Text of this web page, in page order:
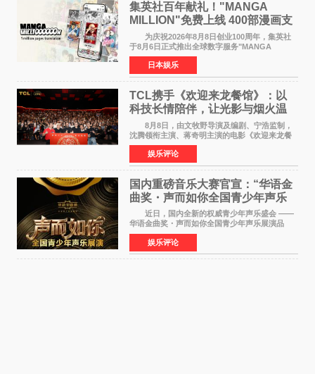
集英社百年献礼！"MANGA
MILLION"免费上线 400部漫画支
援逾百种语言
为庆祝2026年8月8日创业100周年，集英社
于8月6日正式推出全球数字服务"MANGA
MILLION"，无需注册即可免费阅读近400部漫画
作品，总量达100万页，翻译成100多种语言面向
全球读者开放。该服务预
日本娱乐
TCL携手《欢迎来龙餐馆》：以
科技长情陪伴，让光影与烟火温
暖生活
8月8日，由文牧野导演及编剧、宁浩监制，
沈腾领衔主演、蒋奇明主演的电影《欢迎来龙餐
馆》在上海超前点映，主创团队携影片亮相与观
众提前见面。TCL作为本片独家合作伙伴，在路
演现场设置品牌互
娱乐评论
国内重磅音乐大赛官宣：“华语金
曲奖・声而如你全国青少年声乐
展演” 正式启幕，阿沁出任明星总
评审
近日，国内全新的权威青少年声乐盛会 ——
华语金曲奖・声而如你全国青少年声乐展演品
牌，在湖南长沙隆重举行官宣，国内又一高规格
青少年声乐赛事全面启航。 本赛事由寰宇声
扬联合华语金曲
娱乐评论